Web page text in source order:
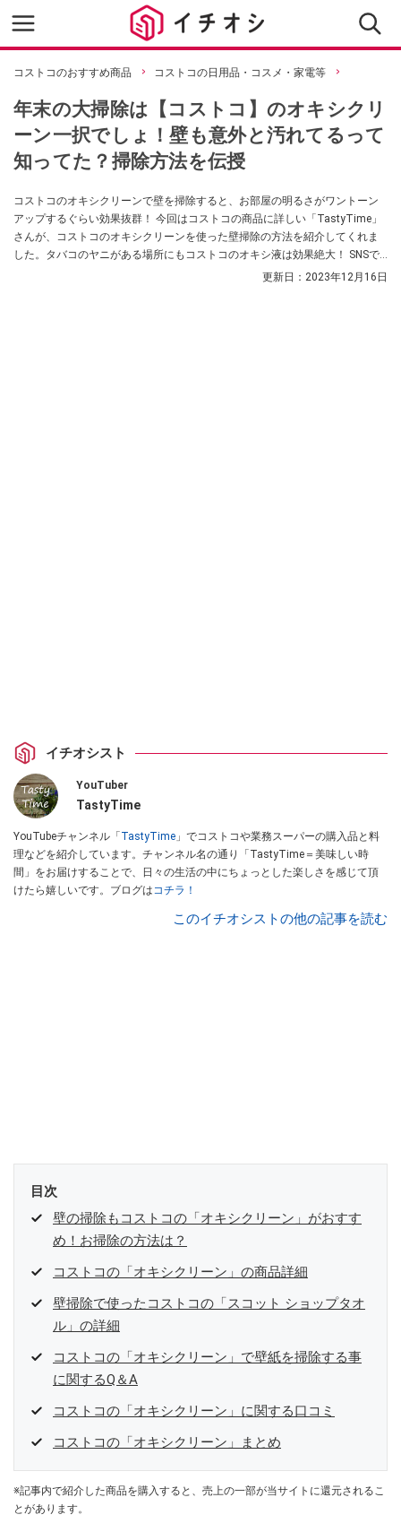
コストコのおすすめ商品 コストコの日用品・コスメ・家電等
年末の大掃除は【コストコ】のオキシクリ
ーン一択でしょ！壁も意外と汚れてるって
知ってた？掃除方法を伝授
コストコのオキシクリーンで壁を掃除すると、お部屋の明るさがワントーン
アップするぐらい効果抜群！ 今回はコストコの商品に詳しい「TastyTime」
さんが、コストコのオキシクリーンを使った壁掃除の方法を紹介してくれま
した。タバコのヤニがある場所にもコストコのオキシ液は効果絶大！ SNSで
の口コミなどもご紹介していますので、ぜひ参考にしてみてくださいね。
更新日： 2023年12月16日
イチオシスト
YouTuber
TastyTime
YouTubeチャンネル「 TastyTime 」でコストコや業務スーパーの購入品と料
理などを紹介しています。チャンネル名の通り「TastyTime＝美味しい時
間」をお届けすることで、日々の生活の中にちょっとした楽しさを感じて頂
けたら嬉しいです。ブログはコチラ！
このイチオシストの他の記事を読む
目次
壁の掃除もコストコの「オキシクリーン」がおすす
め！お掃除の方法は？
コストコの「オキシクリーン」の商品詳細
壁掃除で使ったコストコの「スコット ショップタオ
ル」の詳細
コストコの「オキシクリーン」で壁紙を掃除する事
に関するQ＆A
コストコの「オキシクリーン」に関する口コミ
コストコの「オキシクリーン」まとめ
※記事内で紹介した商品を購入すると、売上の一部が当サイトに還元されるこ
とがあります。